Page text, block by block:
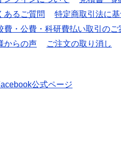
あるご質問
特定商取引法に
費・公費・科研費払い取引のご
からの声 ご注文の取り消し
公式ページ